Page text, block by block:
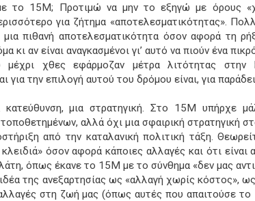
το 15Μ; Προτιμώ να μην το εξηγώ με όρους
για ζήτημα «αποτελεσματικότητας».
μια πιθανή αποτελεσματικότητα όσον αφορά τη
κι αν είναι αναγκασμένοι γι’ αυτό να πιούν ένα
μέχρι χθες εφάρμοζαν μέτρα λιτότητας στην
για την επιλογή αυτού του δρόμου είναι, για
κατεύθυνση, μια στρατηγική. Στο 15Μ υπήρχε
αλλά όχι μια σφαιρική στρατηγική
από την καταλανική πολιτική τάξη.
όσον αφορά κάποιες αλλαγές και ότι είναι
όπως έκανε το 15Μ με το σύνθημα «δεν μας
της ανεξαρτησίας ως «αλλαγή χωρίς κόστος»,
στη ζωή μας (όπως αυτές που απαιτούσε